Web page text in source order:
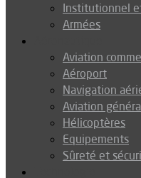
Institutionnel
Armées
Aviation
Aéroport
Navigation
Aviation
Hélicoptères
Equipements
Sûreté et